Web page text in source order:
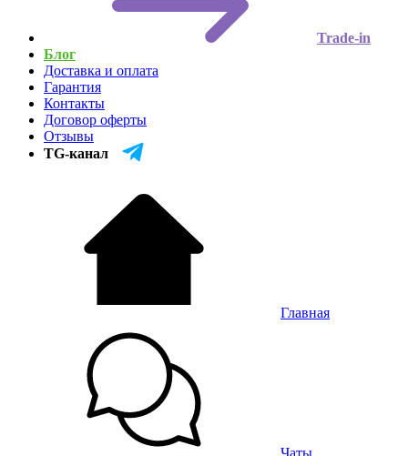
Trade-in
Блог
Доставка и оплата
Гарантия
Контакты
Договор оферты
Отзывы
TG-канал
Главная
Чаты